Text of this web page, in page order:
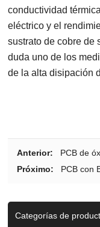
conductividad
eléctrico y el
sustrato de cobre de
duda uno de los
de la alta disipación
Anterior:
PCB de
Próximo:
PCB con
Categorías de